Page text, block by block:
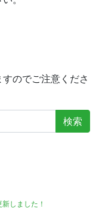
のでご注意くださ
しました！